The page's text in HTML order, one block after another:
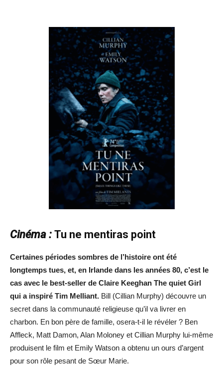
Cinéma : Tu ne mentiras point
Certaines périodes sombres de l’histoire ont été
longtemps tues, et, en Irlande dans les années 80, c’est le
cas avec le best-seller de Claire Keeghan The quiet Girl
qui a inspiré Tim Melliant. Bill (Cillian Murphy) découvre un
secret dans la communauté religieuse qu’il va livrer en
charbon. En bon père de famille, osera-t-il le révéler ? Ben
Affleck, Matt Damon, Alan Moloney et Cillian Murphy lui-même
produisent le film et Emily Watson a obtenu un ours d’argent
pour son rôle pesant de Sœur Marie.